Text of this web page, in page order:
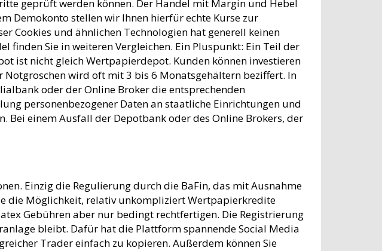
geprüft werden können. Der Handel mit Margin und Hebel
Demokonto stellen wir Ihnen hierfür echte Kurse zur
Cookies und ähnlichen Technologien hat generell keinen
finden Sie in weiteren Vergleichen. Ein Pluspunkt: Ein Teil der
ist nicht gleich Wertpapierdepot. Kunden können investieren
wird oft mit 3 bis 6 Monatsgehältern beziffert. In
oder der Online Broker die entsprechenden
personenbezogener Daten an staatliche Einrichtungen und
Bei einem Ausfall der Depotbank oder des Online Brokers, der
Einzig die Regulierung durch die BaFin, das mit Ausnahme
die Möglichkeit, relativ unkompliziert Wertpapierkredite
Gebühren aber nur bedingt rechtfertigen. Die Registrierung
bleibt. Dafür hat die Plattform spannende Social Media
Trader einfach zu kopieren. Außerdem können Sie